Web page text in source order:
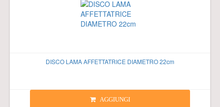
DISCO LAMA AFFETTATRICE DIAMETRO 22cm
AGGIUNGI